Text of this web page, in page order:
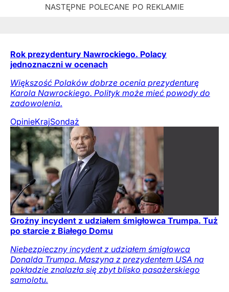
Rok prezydentury Nawrockiego. Polacy
jednoznaczni w ocenach
Większość Polaków dobrze ocenia prezydenturę
Karola Nawrockiego. Polityk może mieć powody do
zadowolenia.
OpinieKrajSondaż
Groźny incydent z udziałem śmigłowca Trumpa. Tuż
po starcie z Białego Domu
Niebezpieczny incydent z udziałem śmigłowca
Donalda Trumpa. Maszyna z prezydentem USA na
pokładzie znalazła się zbyt blisko pasażerskiego
samolotu.